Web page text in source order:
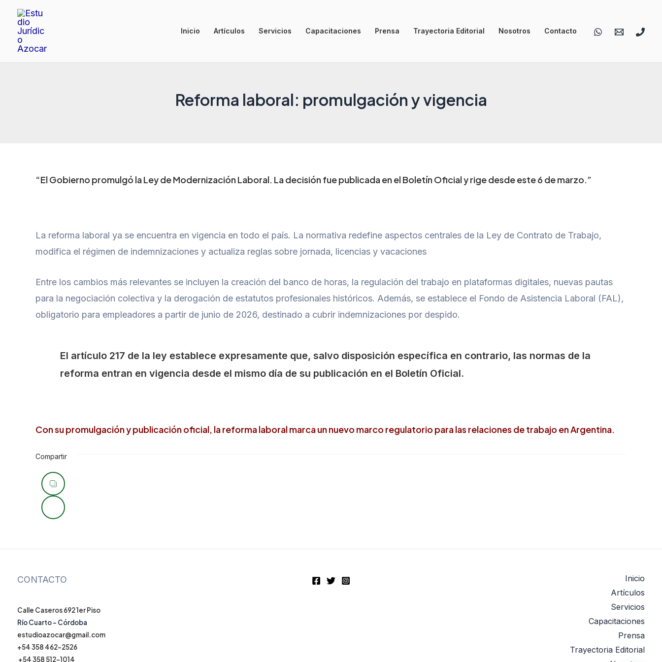
contenido
Inicio Artículos Servicios Capacitaciones Prensa Trayectoria Editorial Nosotros Contacto
Reforma laboral: promulgación y vigencia
“El Gobierno promulgó la Ley de Modernización Laboral. La decisión fue publicada en el Boletín Oficial y rige desde este 6 de marzo.”
La reforma laboral ya se encuentra en vigencia en todo el país. La normativa redefine aspectos centrales de la Ley de Contrato de Trabajo,
modifica el régimen de indemnizaciones y actualiza reglas sobre jornada, licencias y vacaciones
Entre los cambios más relevantes se incluyen la creación del banco de horas, la regulación del trabajo en plataformas digitales, nuevas pautas
para la negociación colectiva y la derogación de estatutos profesionales históricos. Además, se establece el Fondo de Asistencia Laboral (FAL),
obligatorio para empleadores a partir de junio de 2026, destinado a cubrir indemnizaciones por despido.
El artículo 217 de la ley establece expresamente que, salvo disposición específica en contrario, las normas de la
reforma entran en vigencia desde el mismo día de su publicación en el Boletín Oficial.
Con su promulgación y publicación oficial, la reforma laboral marca un nuevo marco regulatorio para las relaciones de trabajo en Argentina.
Compartir
CONTACTO
Calle Caseros 692 1er Piso
Río Cuarto – Córdoba
estudioazocar@gmail.com
+54 358 462-2526
+54 358 512-1014
Inicio
Artículos
Servicios
Capacitaciones
Prensa
Trayectoria Editorial